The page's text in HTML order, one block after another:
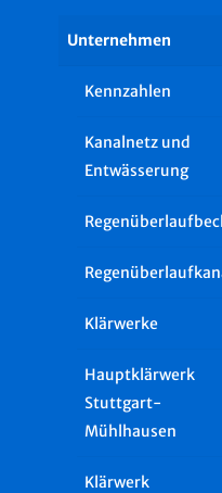
Unternehmen
Kennzahlen
Kanalnetz und
Entwässerung
Klärwerke
Hauptklärwerk
Stuttgart-
Mühlhausen
Klärwerk